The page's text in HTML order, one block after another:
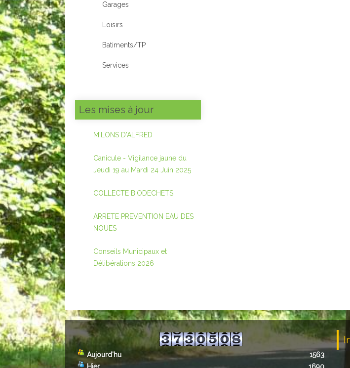
Garages
Loisirs
Batiments/TP
Services
Les mises à jour
M'LONS D'ALFRED
Canicule - Vigilance jaune du
Jeudi 19 au Mardi 24 Juin 2025
COLLECTE BIODECHETS
ARRETE PREVENTION EAU DES
NOUES
Conseils Municipaux et
Délibérations 2026
Aujourd'hu
1563